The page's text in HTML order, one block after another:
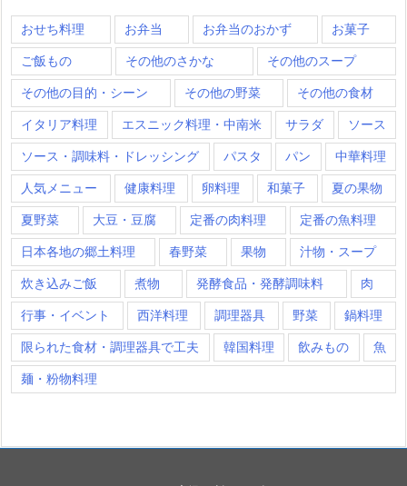
おせち料理 お弁当 お弁当のおかず お菓子
ご飯もの その他のさかな その他のスープ
その他の目的・シーン その他の野菜 その他の食材
イタリア料理 エスニック料理・中南米 サラダ ソース
ソース・調味料・ドレッシング パスタ パン 中華料理
人気メニュー 健康料理 卵料理 和菓子 夏の果物
夏野菜 大豆・豆腐 定番の肉料理 定番の魚料理
日本各地の郷土料理 春野菜 果物 汁物・スープ
炊き込みご飯 煮物 発酵食品・発酵調味料 肉
行事・イベント 西洋料理 調理器具 野菜 鍋料理
限られた食材・調理器具で工夫 韓国料理 飲みもの 魚
麺・粉物料理